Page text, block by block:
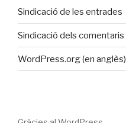
Sindicació de les entrades
Sindicació dels comentaris
WordPress.org (en anglès)